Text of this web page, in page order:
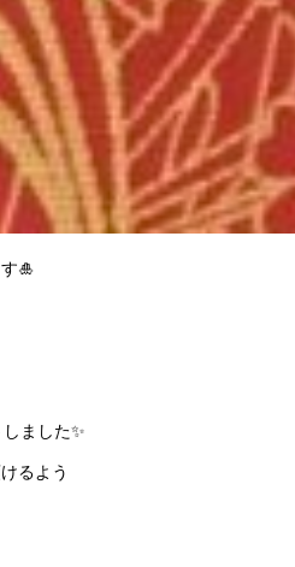
🎍
ました✨
るよう